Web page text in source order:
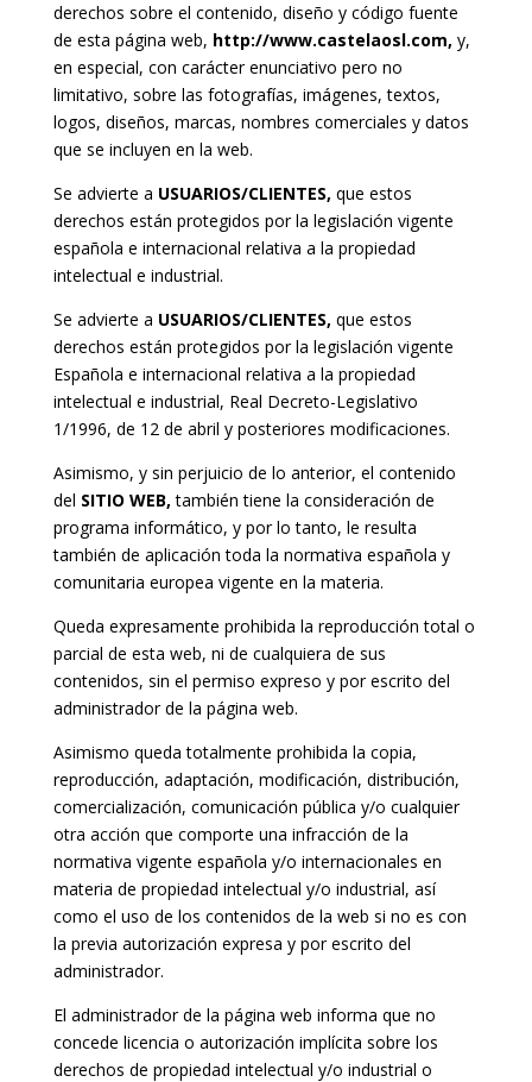
derechos sobre el contenido, diseño y código fuente
de esta página web, http://www.castelaosl.com, y,
en especial, con carácter enunciativo pero no
limitativo, sobre las fotografías, imágenes, textos,
logos, diseños, marcas, nombres comerciales y datos
que se incluyen en la web.
Se advierte a USUARIOS/CLIENTES, que estos
derechos están protegidos por la legislación vigente
española e internacional relativa a la propiedad
intelectual e industrial.
Se advierte a USUARIOS/CLIENTES, que estos
derechos están protegidos por la legislación vigente
Española e internacional relativa a la propiedad
intelectual e industrial, Real Decreto-Legislativo
1/1996, de 12 de abril y posteriores modificaciones.
Asimismo, y sin perjuicio de lo anterior, el contenido
del SITIO WEB, también tiene la consideración de
programa informático, y por lo tanto, le resulta
también de aplicación toda la normativa española y
comunitaria europea vigente en la materia.
Queda expresamente prohibida la reproducción total o
parcial de esta web, ni de cualquiera de sus
contenidos, sin el permiso expreso y por escrito del
administrador de la página web.
Asimismo queda totalmente prohibida la copia,
reproducción, adaptación, modificación, distribución,
comercialización, comunicación pública y/o cualquier
otra acción que comporte una infracción de la
normativa vigente española y/o internacionales en
materia de propiedad intelectual y/o industrial, así
como el uso de los contenidos de la web si no es con
la previa autorización expresa y por escrito del
administrador.
El administrador de la página web informa que no
concede licencia o autorización implícita sobre los
derechos de propiedad intelectual y/o industrial o